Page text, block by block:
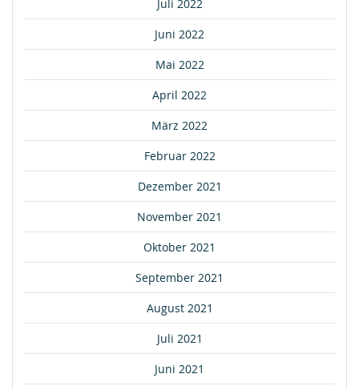
Juli 2022
Juni 2022
Mai 2022
April 2022
März 2022
Februar 2022
Dezember 2021
November 2021
Oktober 2021
September 2021
August 2021
Juli 2021
Juni 2021